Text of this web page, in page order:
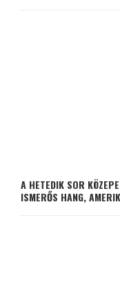
A HETEDIK SOR
ISMERŐS HANG,